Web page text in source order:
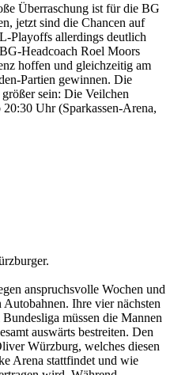
Überraschung ist für die BG
jetzt sind die Chancen auf
Playoffs allerdings deutlich
Headcoach Roel Moors
hoffen und gleichzeitig am
Partien gewinnen. Die
sein: Die Veilchen
Uhr (Sparkassen-Arena,
anspruchsvolle Wochen und
Ihre vier nächsten
müssen die Mannen
auswärts bestreiten. Den
Würzburg, welches diesen
Arena stattfindet und wie